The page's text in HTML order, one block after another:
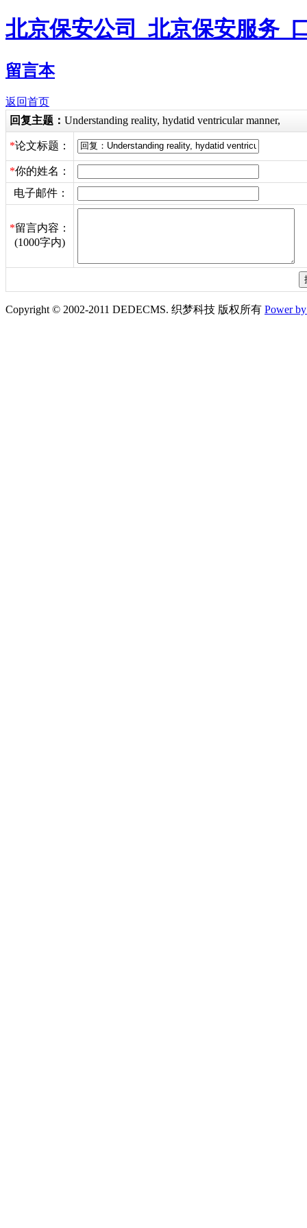
北京保安公司_北京保安服务_
留言本
返回首页
回复主题： Understanding reality, hydatid ventricular manner,
*论文标题：
*你的姓名：
电子邮件：
*留言内容：
(1000字内)
Copyright © 2002-2011 DEDECMS. 织梦科技 版权所有 Power